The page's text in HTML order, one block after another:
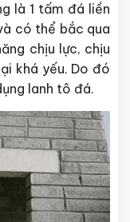
là 1 tấm đá liền
có thể bắc qua
chịu lực, chịu
khá yếu. Do đó
lanh tô đá.